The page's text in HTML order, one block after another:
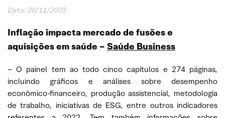
Data: 26/11/2023
Inflação impacta mercado de fusões e
aquisições em saúde – Saúde Business
– O painel tem ao todo cinco capítulos e 274 páginas,
incluindo gráficos e análises sobre desempenho
econômico-financeiro, produção assistencial, metodologia
de trabalho, iniciativas de ESG, entre outros indicadores